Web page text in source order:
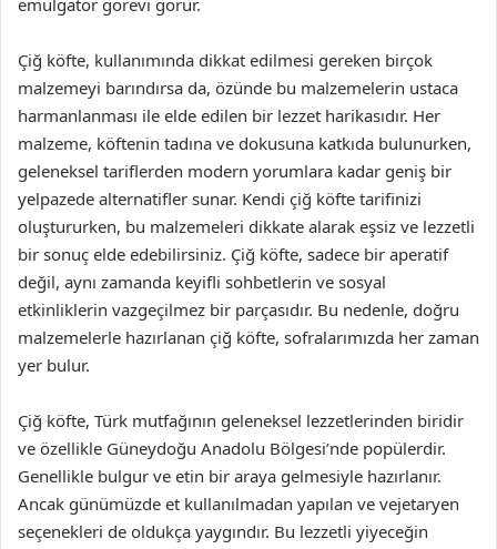
emülgatör görevi görür.
Çiğ köfte, kullanımında dikkat edilmesi gereken birçok
malzemeyi barındırsa da, özünde bu malzemelerin ustaca
harmanlanması ile elde edilen bir lezzet harikasıdır. Her
malzeme, köftenin tadına ve dokusuna katkıda bulunurken,
geleneksel tariflerden modern yorumlara kadar geniş bir
yelpazede alternatifler sunar. Kendi çiğ köfte tarifinizi
oluştururken, bu malzemeleri dikkate alarak eşsiz ve lezzetli
bir sonuç elde edebilirsiniz. Çiğ köfte, sadece bir aperatif
değil, aynı zamanda keyifli sohbetlerin ve sosyal
etkinliklerin vazgeçilmez bir parçasıdır. Bu nedenle, doğru
malzemelerle hazırlanan çiğ köfte, sofralarımızda her zaman
yer bulur.
Çiğ köfte, Türk mutfağının geleneksel lezzetlerinden biridir
ve özellikle Güneydoğu Anadolu Bölgesi’nde popülerdir.
Genellikle bulgur ve etin bir araya gelmesiyle hazırlanır.
Ancak günümüzde et kullanılmadan yapılan ve vejetaryen
seçenekleri de oldukça yaygındır. Bu lezzetli yiyeceğin